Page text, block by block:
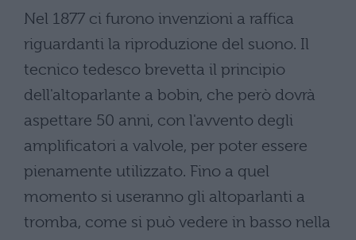
Nel 1877 ci furono invenzioni a raffica
riguardanti la riproduzione del suono. Il
tecnico tedesco brevetta il principio
dell'altoparlante a bobin, che però dovrà
aspettare 50 anni, con l'avvento degli
amplificatori a valvole, per poter essere
pienamente utilizzato. Fino a quel
momento si useranno gli altoparlanti a
tromba, come si può vedere in basso nella